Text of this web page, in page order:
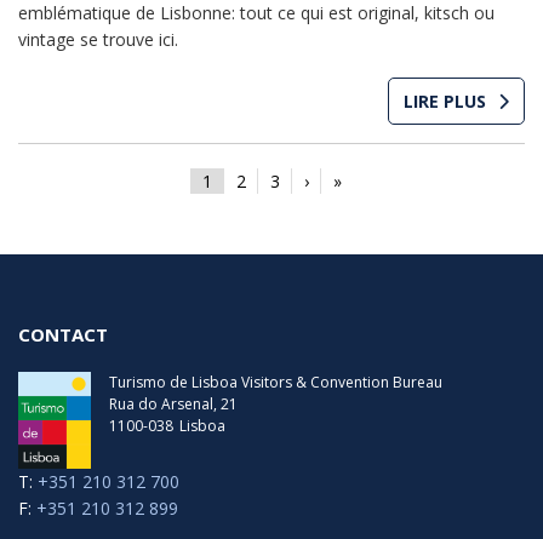
emblématique de Lisbonne: tout ce qui est original, kitsch ou
vintage se trouve ici.
LIRE PLUS
1 2 3 › »
CONTACT
Turismo de Lisboa Visitors & Convention Bureau
Rua do Arsenal, 21
1100-038 Lisboa
T: +351 210 312 700
F: +351 210 312 899